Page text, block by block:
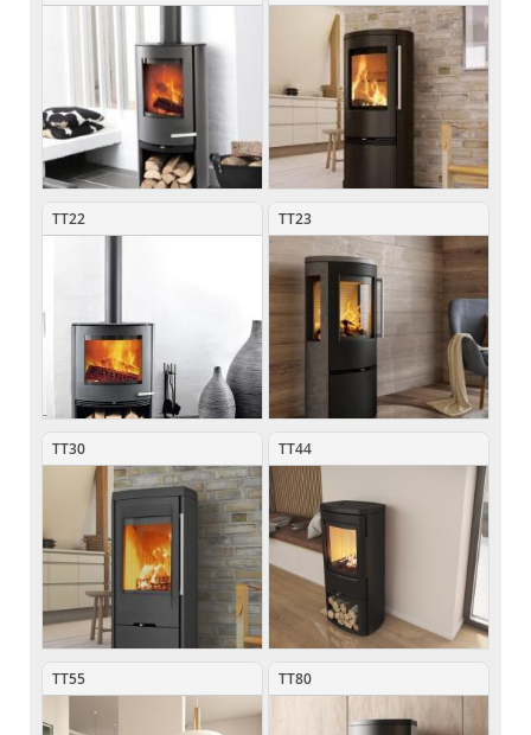
TT22 TT23
TT30 TT44
TT55 TT80